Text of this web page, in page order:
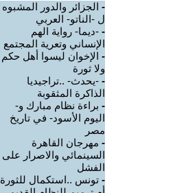
- الجزائر والدور المشبوه
ل -الناتو- العربي
- -ديما- رواية الهم
الإنساني وتعرية المجتمع
- الإخوان ليسوا أهل حكم
ولا ثورة
- -يحدث- ..تراجيديا
الذاكرة المثقوبة
- براءة نظام مبارك و-
اليوم الأسود- في تاريخ
مصر
- مهرجان القاهرة
السينمائي والاصرار على
الفشل
- تونس ..استكمال للثورة